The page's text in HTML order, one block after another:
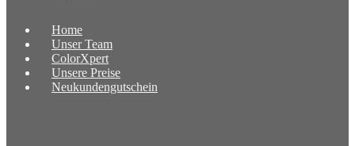
Home
Unser Team
ColorXpert
Unsere Preise
Neukundengutschein